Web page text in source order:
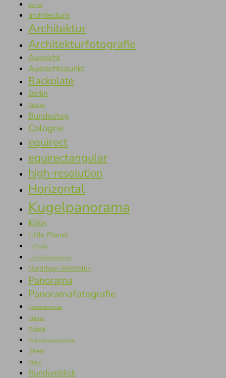
aerial
architecture
Architektur
Architekturfotografie
Aussicht
Aussichtspunkt
Backplate
Berlin
Brücke
Bundestag
Cologne
equirect
equirectangular
high-resolution
Horizontal
Kugelpanorama
Köln
Little Planet
Luftbild
Luftbildaufnahme
Nordrhein-Westfalen
Panorama
Panoramafotografie
panoramique
Planet
Politik
Reichstagsgebäude
Rhein
Rhine
Rundumblick